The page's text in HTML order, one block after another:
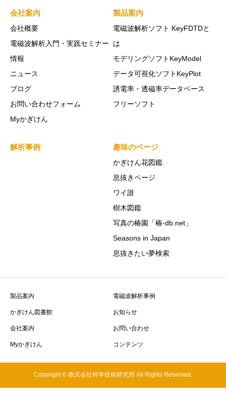
会社案内
会社概要
電磁波解析入門・実践セミナー
情報
ニュース
ブログ
お問い合わせフォーム
Myかぎけん
製品案内
電磁波解析ソフト KeyFDTDと
は
モデリングソフトKeyModel
データ可視化ソフトKeyPlot
誘電率・透磁率データベース
フリーソフト
解析事例 趣味のページ
かぎけん花図鑑
息抜きページ
ワイ誰
樹木図鑑
写真の椿園「椿-db.net」
Seasons in Japan
息抜きたい夢検索
製品案内 電磁波解析事例
かぎけん図書館 お知らせ
会社案内 お問い合わせ
Myかぎけん コンテンツ
Copyright © 株式会社科学技術研究所 All Rights Reserved.